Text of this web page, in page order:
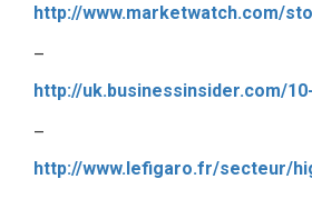
–
–